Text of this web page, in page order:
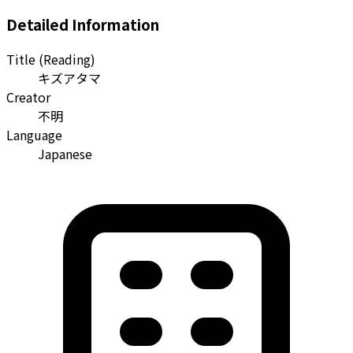
Detailed Information
Title (Reading)
キズアタマ
Creator
不明
Language
Japanese